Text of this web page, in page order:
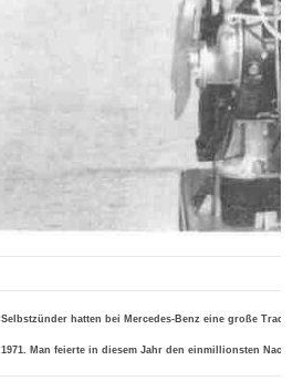
Selbstzünder hatten bei Mercedes-Benz eine große
1971. Man feierte in diesem Jahr den einmillionsten